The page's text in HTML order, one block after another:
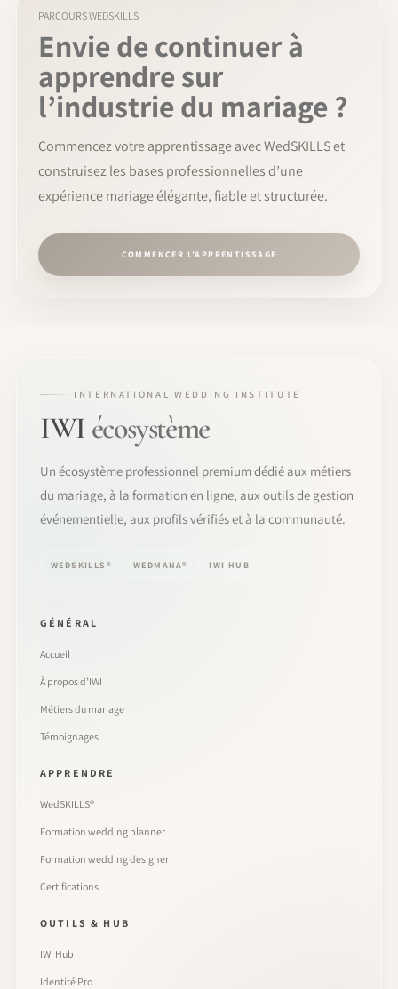
PARCOURS WEDSKILLS
Envie de continuer à
apprendre sur
l’industrie du mariage ?
Commencez votre apprentissage avec WedSKILLS et
construisez les bases professionnelles d’une
expérience mariage élégante, fiable et structurée.
COMMENCER L’APPRENTISSAGE
INTERNATIONAL WEDDING INSTITUTE
IWI écosystème
Un écosystème professionnel premium dédié aux métiers
du mariage, à la formation en ligne, aux outils de gestion
événementielle, aux profils vérifiés et à la communauté.
WEDSKILLS® WEDMANA® IWI HUB
GÉNÉRAL
Accueil
À propos d’IWI
Métiers du mariage
Témoignages
APPRENDRE
WedSKILLS®
Formation wedding planner
Formation wedding designer
Certifications
OUTILS & HUB
IWI Hub
Identité Pro